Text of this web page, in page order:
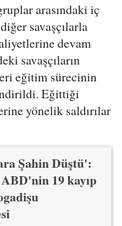
arasındaki iç
savaşçılarla
devam
savaşçıların
eğitim sürecinin
Eğittiği
yönelik saldırılar
Şahin Düştü':
19 kayıp